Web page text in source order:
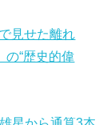
見せた離れ
“歴史的偉